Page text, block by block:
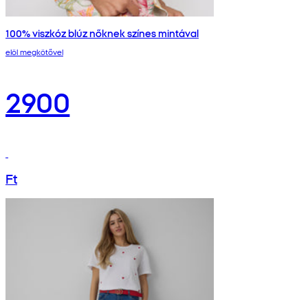
100% viszkóz blúz nőknek színes mintával
elöl megkötővel
2900
Ft